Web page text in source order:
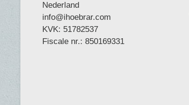
Nederland
info@ihoebrar.com
KVK: 51782537
Fiscale nr.: 850169331